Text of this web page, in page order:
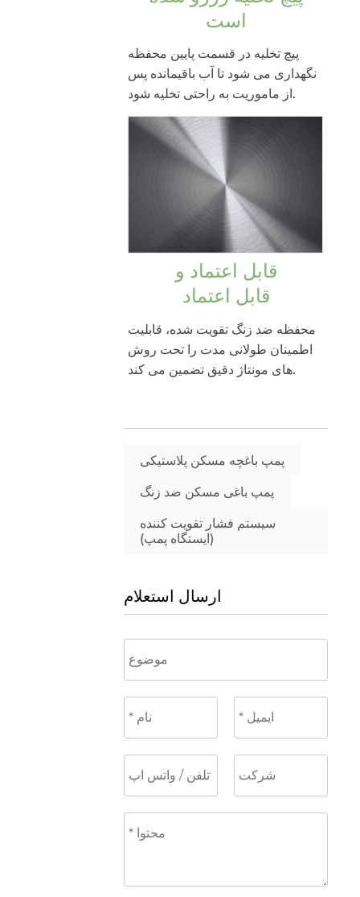
است
پیچ تخلیه در قسمت پایین محفظه
نگهداری می شود تا آب باقیمانده پس
از ماموریت به راحتی تخلیه شود.
قابل اعتماد و
قابل اعتماد
محفظه ضد زنگ تقویت شده، قابلیت
اطمینان طولانی مدت را تحت روش
های مونتاژ دقیق تضمین می کند.
پمپ باغچه مسکن پلاستیکی
پمپ باغی مسکن ضد زنگ
سیستم فشار تقویت کننده
(ایستگاه پمپ)
ارسال استعلام